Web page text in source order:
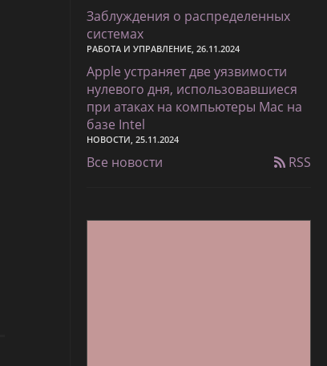
Заблуждения о распределенных
системах
РАБОТА И УПРАВЛЕНИЕ, 26.11.2024
Apple устраняет две уязвимости
нулевого дня, использовавшиеся
при атаках на компьютеры Mac на
базе Intel
НОВОСТИ, 25.11.2024
Все новости RSS